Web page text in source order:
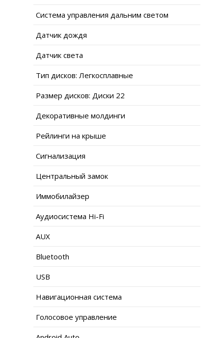
Система управления дальним светом
Датчик дождя
Датчик света
Тип дисков: Легкосплавные
Размер дисков: Диски 22
Декоративные молдинги
Рейлинги на крыше
Сигнализация
Центральный замок
Иммобилайзер
Аудиосистема Hi-Fi
AUX
Bluetooth
USB
Навигационная система
Голосовое управление